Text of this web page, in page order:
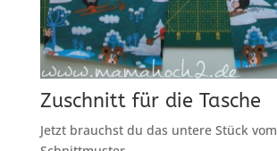
Zuschnitt für die Tasche
Jetzt brauchst du das untere Stück vom